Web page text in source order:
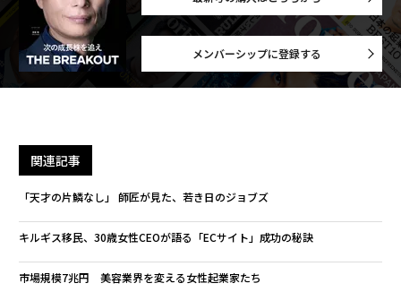
メンバーシップに登録する
関連記事
「天才の片鱗なし」 師匠が見た、若き日のジョブズ
キルギス移民、30歳女性CEOが語る「ECサイト」成功の秘訣
市場規模7兆円 美容業界を変える女性起業家たち